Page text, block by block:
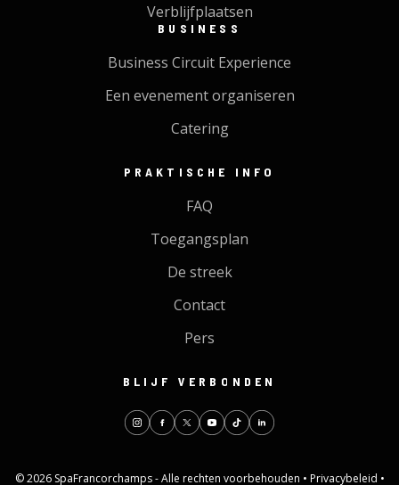
Verblijfplaatsen
BUSINESS
Business Circuit Experience
Een evenement organiseren
Catering
PRAKTISCHE INFO
FAQ
Toegangsplan
De streek
Contact
Pers
BLIJF VERBONDEN
© 2026 SpaFrancorchamps - Alle rechten voorbehouden • Privacybeleid •